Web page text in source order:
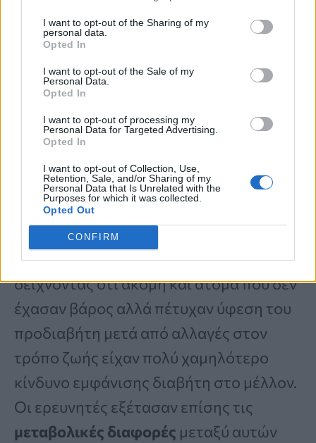
I want to opt-out of the Sharing of my
personal data.
Opted In
I want to opt-out of the Sale of my
Personal Data.
Opted In
I want to opt-out of processing my
Personal Data for Targeted Advertising.
Opted In
I want to opt-out of Collection, Use,
Retention, Sale, and/or Sharing of my
Personal Data that Is Unrelated with the
Purposes for which it was collected.
Opted Out
CONFIRM
73% χαμηλότερο κίνδυνο εμφάνισης
βάρος χωρίς να επιτύχουν ύφεση. Αυτό
αποκατάστασης του φυσιολογικού
γλυκαιμικού ελέγχου παράλληλα με την
απώλεια βάρους.
Η πιο πρόσφατη ανάλυσή τους
προχώρησε ένα βήμα παραπέρα,
δείχνοντας ότι ακόμη και άτομα που δεν
έχασαν βάρος αλλά πέτυχαν ύφεση του
προδιαβήτη μετά από αλλαγές στον
τρόπο ζωής είχαν πολύ χαμηλότερο
κίνδυνο εμφάνισης διαβήτη στο μέλλον.
Οι ερευνητές εξέτασαν επίσης τις
μεταβολικές διαφορές μεταξύ αυτών